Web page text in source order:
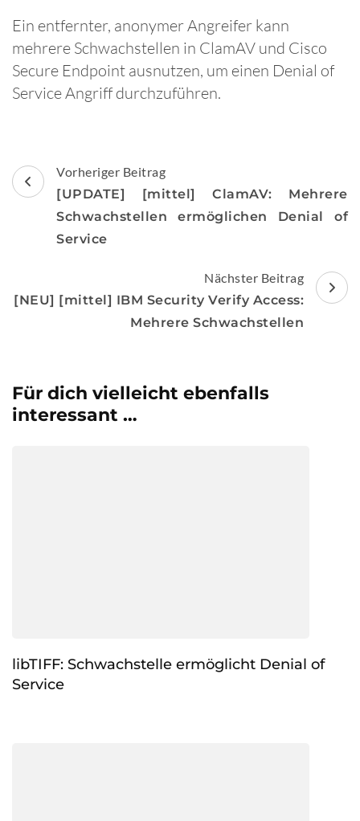
Ein entfernter, anonymer Angreifer kann
mehrere Schwachstellen in ClamAV und Cisco
Secure Endpoint ausnutzen, um einen Denial of
Service Angriff durchzuführen.
Beitragsnavigation
Vorheriger Beitrag
[UPDATE] [mittel] ClamAV: Mehrere
Schwachstellen ermöglichen Denial of
Service
Nächster Beitrag
[NEU] [mittel] IBM Security Verify Access:
Mehrere Schwachstellen
Für dich vielleicht ebenfalls
interessant …
libTIFF: Schwachstelle ermöglicht Denial of
Service